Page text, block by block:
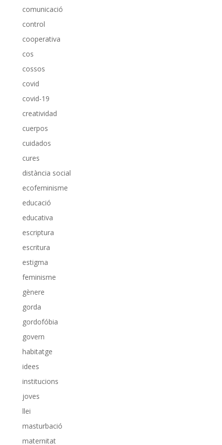
comunicació
control
cooperativa
cos
cossos
covid
covid-19
creatividad
cuerpos
cuidados
cures
distància social
ecofeminisme
educació
educativa
escriptura
escritura
estigma
feminisme
gènere
gorda
gordofóbia
govern
habitatge
idees
institucions
joves
llei
masturbació
maternitat